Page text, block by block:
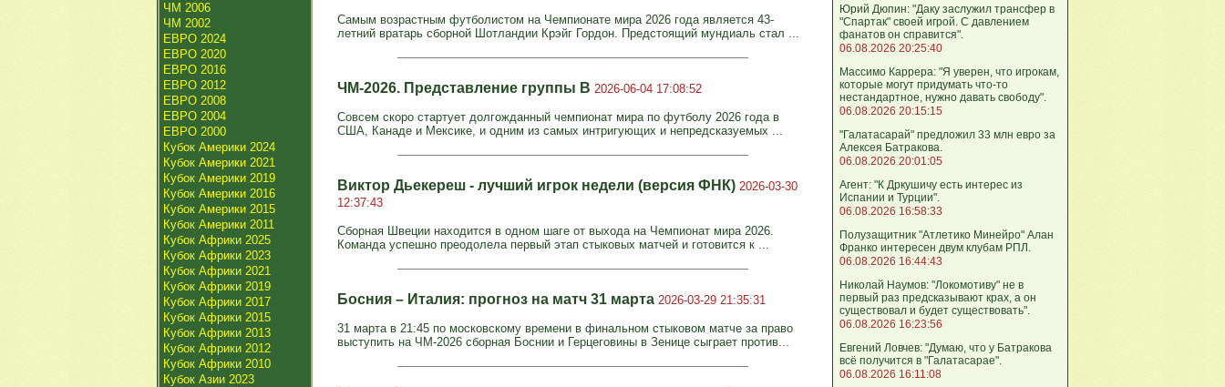
ЧМ 2006
ЧМ 2002
ЕВРО 2024
ЕВРО 2020
ЕВРО 2016
ЕВРО 2012
ЕВРО 2008
ЕВРО 2004
ЕВРО 2000
Кубок Америки 2024
Кубок Америки 2021
Кубок Америки 2019
Кубок Америки 2016
Кубок Америки 2015
Кубок Америки 2011
Кубок Африки 2025
Кубок Африки 2023
Кубок Африки 2021
Кубок Африки 2019
Кубок Африки 2017
Кубок Африки 2015
Кубок Африки 2013
Кубок Африки 2012
Кубок Африки 2010
Кубок Азии 2023
Самым возрастным футболистом на Чемпионате мира 2026 года является 43-
летний вратарь сборной Шотландии Крэйг Гордон. Предстоящий мундиаль стал ...
ЧМ-2026. Представление группы В 2026-06-04 17:08:52
Совсем скоро стартует долгожданный чемпионат мира по футболу 2026 года в
США, Канаде и Мексике, и одним из самых интригующих и непредсказуемых ...
Виктор Дьекереш - лучший игрок недели (версия ФНК) 2026-03-30
12:37:43
Сборная Швеции находится в одном шаге от выхода на Чемпионат мира 2026.
Команда успешно преодолела первый этап стыковых матчей и готовится к ...
Босния – Италия: прогноз на матч 31 марта 2026-03-29 21:35:31
31 марта в 21:45 по московскому времени в финальном стыковом матче за право
выступить на ЧМ-2026 сборная Боснии и Герцеговины в Зенице сыграет против...
Юрий Дюпин: "Даку заслужил трансфер в
"Спартак" своей игрой. С давлением
фанатов он справится".
06.08.2026 20:25:40
Массимо Каррера: "Я уверен, что игрокам,
которые могут придумать что-то
нестандартное, нужно давать свободу".
06.08.2026 20:15:15
"Галатасарай" предложил 33 млн евро за
Алексея Батракова.
06.08.2026 20:01:05
Агент: "К Дркушичу есть интерес из
Испании и Турции".
06.08.2026 16:58:33
Полузащитник "Атлетико Минейро" Алан
Франко интересен двум клубам РПЛ.
06.08.2026 16:44:43
Николай Наумов: "Локомотиву" не в
первый раз предсказывают крах, а он
существовал и будет существовать".
06.08.2026 16:23:56
Евгений Ловчев: "Думаю, что у Батракова
всё получится в "Галатасарае".
06.08.2026 16:11:08